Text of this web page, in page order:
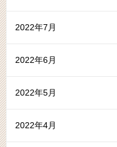
2022年7月
2022年6月
2022年5月
2022年4月